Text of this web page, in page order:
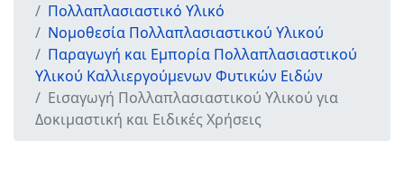
Πολλαπλασιαστικό Υλικό
Νομοθεσία Πολλαπλασιαστικού Υλικού
Παραγωγή και Εμπορία Πολλαπλασιαστικού
Υλικού Καλλιεργούμενων Φυτικών Ειδών
Εισαγωγή Πολλαπλασιαστικού Υλικού για
Δοκιμαστική και Ειδικές Χρήσεις